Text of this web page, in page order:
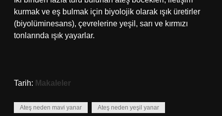
kurmak ve eş bulmak için biyolojik olarak ışık üretirler
(biyolüminesans), çevrelerine yeşil, sarı ve kırmızı
tonlarında ışık yayarlar.
Tarih: Makaleler
Ateş neden mavi yanar Ateş neden yeşil yanar